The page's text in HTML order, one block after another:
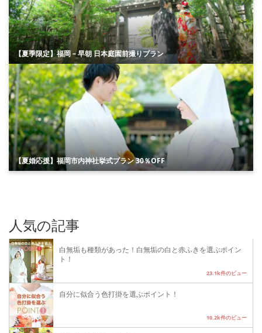
【夏季限定】福岡 – 早朝 日本庭園前撮りプラン
【夏婚応援】福岡市内神社挙式プラン 30％OFF
人気の記事
白無垢も種類があった！白無垢の白と赤ふきを選ぶポイン
ト！
23.1k件のビュー
自分に似合う色打掛を選ぶポイント！
10.2k件のビュー